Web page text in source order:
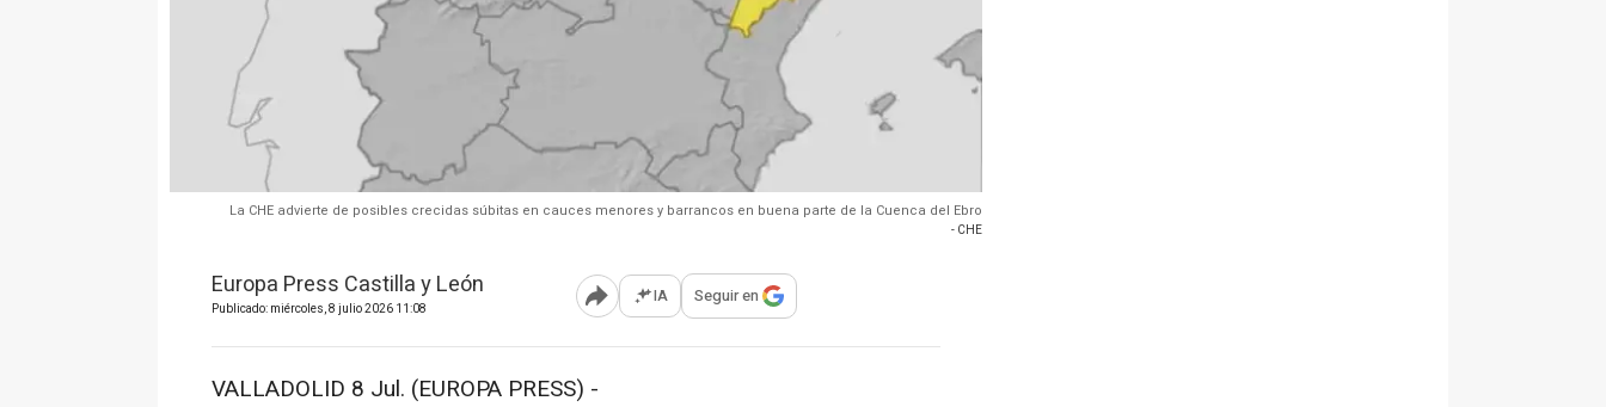
La CHE advierte de posibles crecidas súbitas en cauces menores y barrancos en buena parte de la Cuenca del Ebro
- CHE
Europa Press Castilla y León
Publicado: miércoles, 8 julio 2026 11:08 Abrir opciones para compartir
IA Seguir en
VALLADOLID 8 Jul. (EUROPA PRESS) -